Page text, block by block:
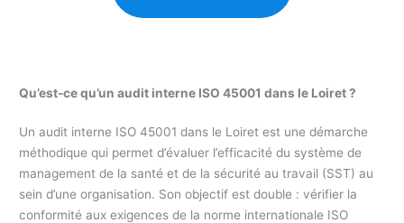
Qu’est-ce qu’un audit interne ISO 45001 dans le Loiret ?
Un audit interne ISO 45001 dans le Loiret est une démarche
méthodique qui permet d’évaluer l’efficacité du système de
management de la santé et de la sécurité au travail (SST) au
sein d’une organisation. Son objectif est double : vérifier la
conformité aux exigences de la norme internationale ISO